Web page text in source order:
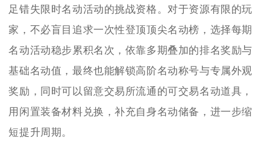
足错失限时名动活动的挑战资格。对于资源有限的玩
家，不必盲目追求一次性登顶顶尖名动榜，选择每期
名动活动稳步累积名次，依靠多期叠加的排名奖励与
基础名动值，最终也能解锁高阶名动称号与专属外观
奖励，同时可以留意交易所流通的可交易名动道具，
用闲置装备材料兑换，补充自身名动储备，进一步缩
短提升周期。